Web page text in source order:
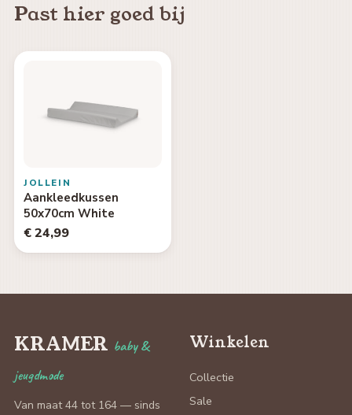
Past hier goed bij
JOLLEIN
Aankleedkussen
50x70cm White
€ 24,99
KRAMER baby &
jeugdmode
Van maat 44 tot 164 — sinds
Winkelen
Collectie
Sale